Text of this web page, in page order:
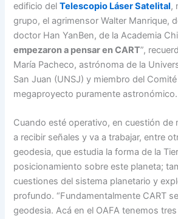
edificio delTelescopio Láser Satelital,
grupo, el agrimensor Walter Manrique,
doctor Han YanBen, de la Academia
empezaron a pensar en CART”,
María Pacheco, astrónoma de la
San Juan (UNSJ) y miembro del
megaproyecto puramente astronómico.
Cuando esté operativo, en cuestión de
a recibir señales y va a trabajar, entre
geodesia, que estudia la forma de la
posicionamiento sobre este planeta;
cuestiones del sistema planetario y
profundo. “Fundamentalmente CART
geodesia. Acá en el OAFA tenemos